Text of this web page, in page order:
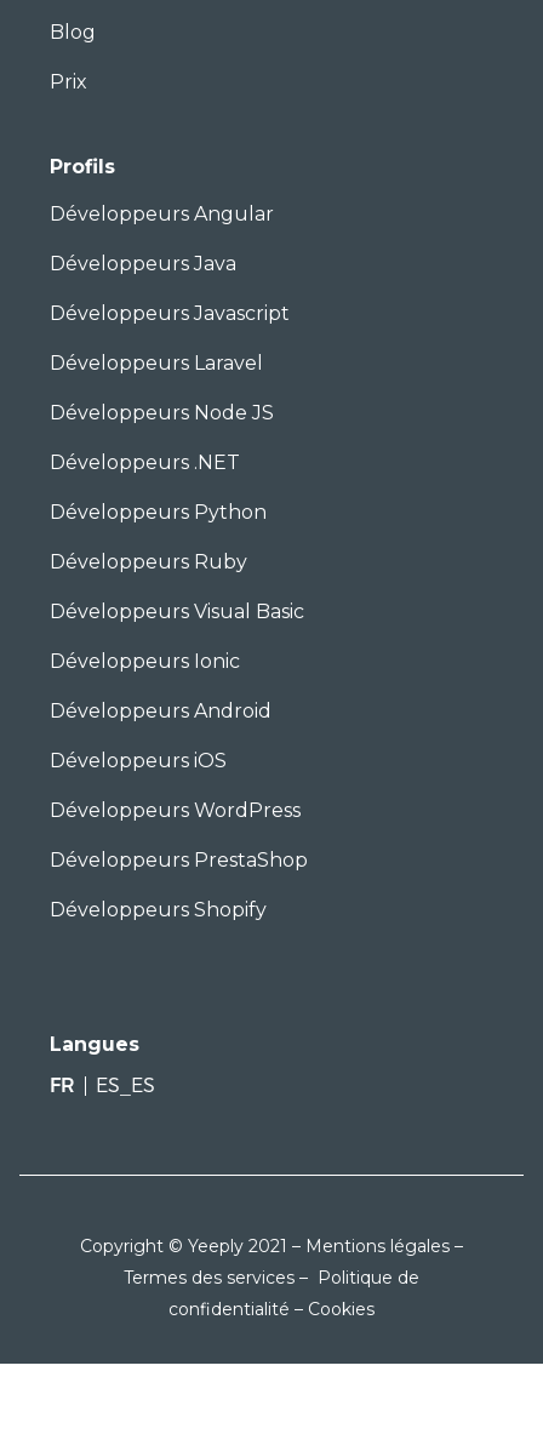
Blog
Prix
Profils
Développeurs Angular
Développeurs Java
Développeurs Javascript
Développeurs Laravel
Développeurs Node JS
Développeurs .NET
Développeurs Python
Développeurs Ruby
Développeurs Visual Basic
Développeurs Ionic
Développeurs Android
Développeurs iOS
Développeurs WordPress
Développeurs PrestaShop
Développeurs Shopify
Langues
FR
ES_ES
Copyright © Yeeply 2021 – Mentions légales –
Termes des services –
Politique de
confidentialité – Cookies